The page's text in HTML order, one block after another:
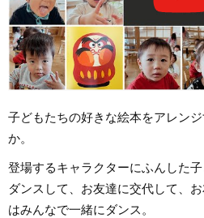
子どもたちの好きな絵本をアレン
か。
登場するキャラクターにふんした
ダンスして、お友達に交代して、
はみんなで一緒にダンス。